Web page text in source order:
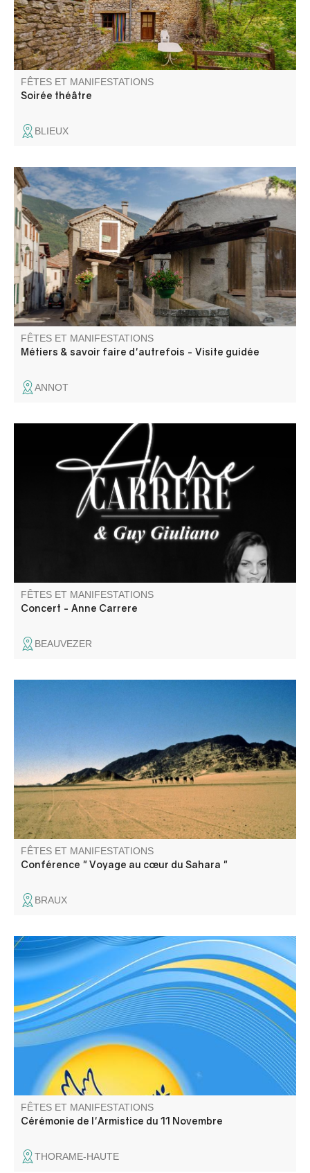
FÊTES ET MANIFESTATIONS
Soirée théâtre
BLIEUX
Perché à 700 mètres d’altitude dans la haute vallée de la
Vaïre, Annot se découvre à travers les métiers et savoir-
faire d’autrefois.
FÊTES ET MANIFESTATIONS
Métiers & savoir faire d'autrefois - Visite guidée
ANNOT
Récital de chanson française par un duo en osmose :
l’accordéon de Guy Giuliano est la voix de la musique,
ponctuée par la voix d’Anne Carrere qui pose sa mélodie.
FÊTES ET MANIFESTATIONS
Concert - Anne Carrere
BEAUVEZER
FÊTES ET MANIFESTATIONS
Conférence " Voyage au cœur du Sahara "
BRAUX
Commémoration de l'Armistice et hommage à tous les
morts pour la France
FÊTES ET MANIFESTATIONS
Cérémonie de l'Armistice du 11 Novembre
THORAME-HAUTE